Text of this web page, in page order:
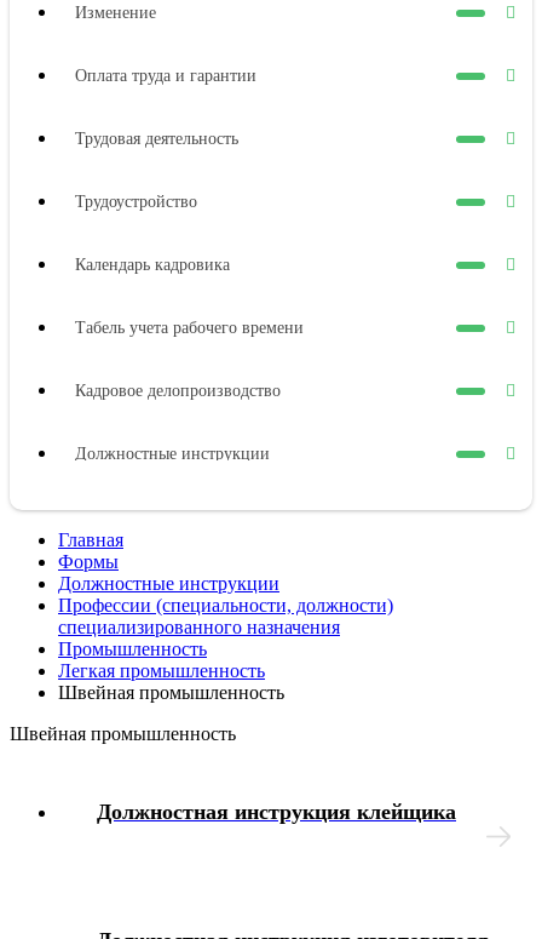
Изменение
Оплата труда и гарантии
Трудовая деятельность
Трудоустройство
Календарь кадровика
Табель учета рабочего времени
Кадровое делопроизводство
Должностные инструкции
Оплата труда
Представительные органы работников
Коллективный договор
Трудовой договор
Главная
Формы
Должностные инструкции
Профессии (специальности, должности)
специализированного назначения
Промышленность
Легкая промышленность
Швейная промышленность
Швейная промышленность
Должностная инструкция клейщика